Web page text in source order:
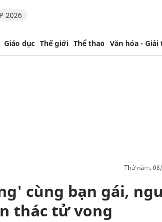
2026
Giáo dục Thế giới Thể thao Văn hóa - Giải
thứ năm,
cùng bạn gái,
thác tử vong